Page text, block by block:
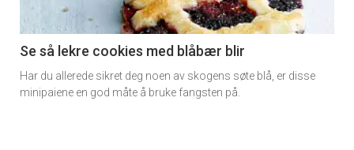
6
Se så lekre cookies med blåbær blir
Har du allerede sikret deg noen av skogens søte blå, er disse
minipaiene en god måte å bruke fangsten på.